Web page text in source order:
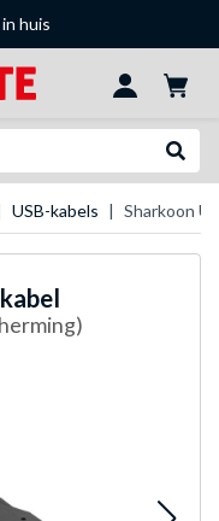
huis
USB-kabels Sharkoon